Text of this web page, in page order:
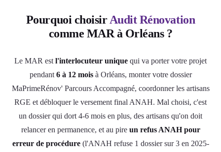
Pourquoi choisirAudit Rénovation
comme MAR à Orléans ?
Le MAR est l'interlocuteur unique qui va porter votre projet
pendant 6 à 12 moisà Orléans, monter votre dossier
MaPrimeRénov' Parcours Accompagné, coordonner les artisans
RGE et débloquer le versement final ANAH. Mal choisi, c'est
un dossier qui dort 4-6 mois en plus, des artisans qu'on doit
relancer en permanence, et au pire un refus ANAH pour
erreur de procédure(l'ANAH refuse 1 dossier sur 3 en 2025-